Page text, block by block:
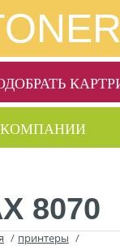
8070
/ принтеры /